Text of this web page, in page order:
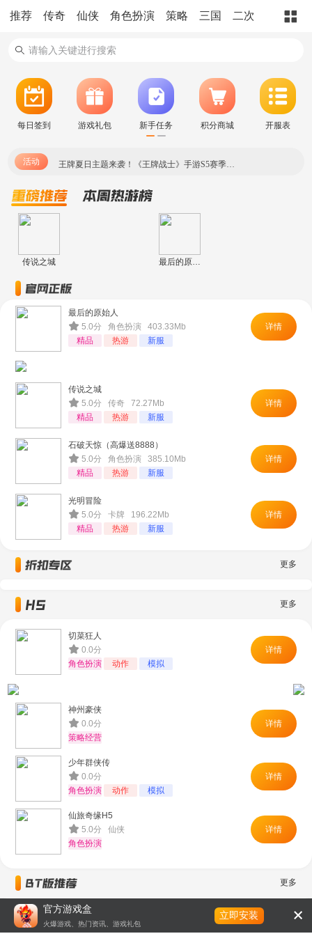
推荐 传奇 仙侠 角色扮演 策略 三国 二次元 玄幻
官方游戏盒
火爆游戏、热门资讯、游戏礼包
立即安装
每日签到 游戏礼包 新手任务 积分商城 开服表
活动
传说之城 最后的原始人
最后的原始人
5.0分 角色扮演 403.33Mb
精品
热游 新服
详情
传说之城
5.0分 传奇 72.27Mb
精品
热游 新服
详情
石破天惊（高爆送8888）
5.0分 角色扮演 385.10Mb
精品
热游 新服
详情
光明冒险
5.0分 卡牌 196.22Mb
精品
热游 新服
详情
更多
更多
切菜狂人
0.0分
角色扮演
动作 模拟
详情
神州豪侠
0.0分
策略经营
详情
少年群侠传
0.0分
角色扮演
动作 模拟
详情
仙旅奇缘H5
5.0分 仙侠
角色扮演
详情
更多